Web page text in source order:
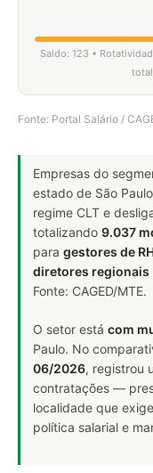
Saldo: 123 •
Fonte: Portal Salário /
Empresas do
estado de São
regime CLT e
totalizando 9.037
para gestores de
diretores regionais
Fonte: CAGED/MTE.
O setor está com
Paulo. No
06/2026, registrou
contratações —
localidade que
política salarial e